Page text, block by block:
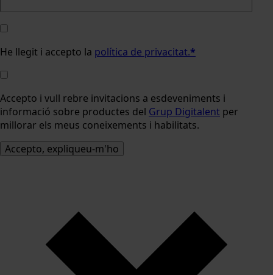
He llegit i accepto la política de privacitat.*
Accepto i vull rebre invitacions a esdeveniments i
informació sobre productes del Grup Digitalent per
millorar els meus coneixements i habilitats.